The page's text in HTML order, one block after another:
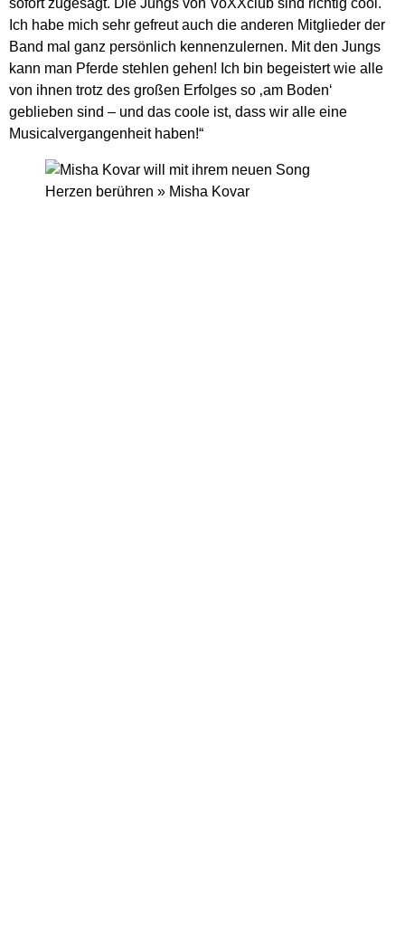
Ich habe mich sehr gefreut auch die anderen Mitglieder der
Band mal ganz persönlich kennenzulernen. Mit den Jungs
kann man Pferde stehlen gehen! Ich bin begeistert wie alle
von ihnen trotz des großen Erfolges so ‚am Boden‘
geblieben sind – und das coole ist, dass wir alle eine
Musicalvergangenheit haben!“